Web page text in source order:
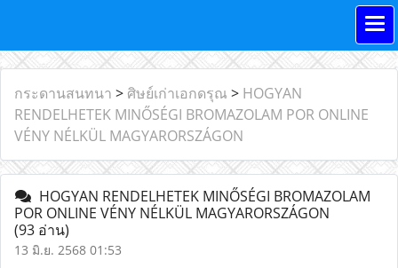
กระดานสนทนา > ศิษย์เก่าเอกดรุณ > HOGYAN
RENDELHETEK MINŐSÉGI BROMAZOLAM POR ONLINE
VÉNY NÉLKÜL MAGYARORSZÁGON
HOGYAN RENDELHETEK MINŐSÉGI BROMAZOLAM
POR ONLINE VÉNY NÉLKÜL MAGYARORSZÁGON
(93 อ่าน)
13 มิ.ย. 2568 01:53